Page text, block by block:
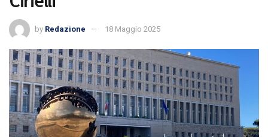
by Redazione 18 Maggio 2025